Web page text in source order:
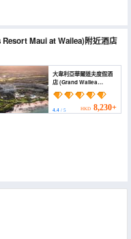
Maui at Wailea)附近酒店
大韋利亞華爾道夫度假酒
店 (Grand Wailea
Resort Hotel & Spa, A
Waldorf Astoria Resort)
4.4/ 5 HKD 8,230+